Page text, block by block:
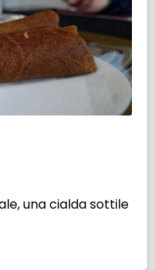
una cialda sottile